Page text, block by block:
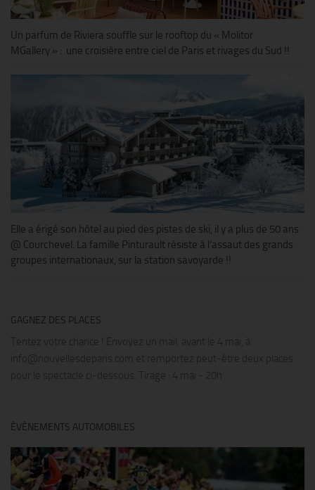
Un parfum de Riviera souffle sur le rooftop du « Molitor
MGallery » : une croisière entre ciel de Paris et rivages du Sud !!
Elle a érigé son hôtel au pied des pistes de ski, il y a plus de 50 ans
@ Courchevel. La famille Pinturault résiste à l’assaut des grands
groupes internationaux, sur la station savoyarde !!
GAGNEZ DES PLACES
Tentez votre chance ! Envoyez un mail, avant le 4 mai, à
info@nouvellesdeparis.com et remportez peut-être deux places
pour le spectacle ci-dessous. Tirage : 4 mai - 20h
ÉVÉNEMENTS AUTOMOBILES